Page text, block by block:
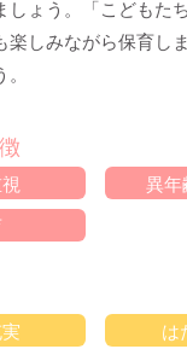
しょう。「こどもた
楽しみながら保育し
異年
は